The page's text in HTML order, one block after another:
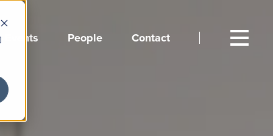
Events People Contact